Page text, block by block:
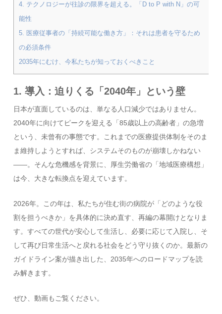
4. テクノロジーが往診の限界を超える。「D to P with N」の可
能性
5. 医療従事者の「持続可能な働き方」：それは患者を守るため
の必須条件
2035年にむけ、今私たちが知っておくべきこと
1. 導入：迫りくる「2040年」という壁
日本が直面しているのは、単なる人口減少ではありません。
2040年に向けてピークを迎える「85歳以上の高齢者」の急増
という、未曾有の事態です。これまでの医療提供体制をそのま
ま維持しようとすれば、システムそのものが崩壊しかねない
——。そんな危機感を背景に、厚生労働省の「地域医療構想」
は今、大きな転換点を迎えています。
2026年。この年は、私たちが住む街の病院が「どのような役
割を担うべきか」を具体的に決め直す、再編の幕開けとなりま
す。すべての世代が安心して生活し、必要に応じて入院し、そ
して再び日常生活へと戻れる社会をどう守り抜くのか。最新の
ガイドライン案が描き出した、2035年へのロードマップを読
み解きます。
ぜひ、動画もご覧ください。